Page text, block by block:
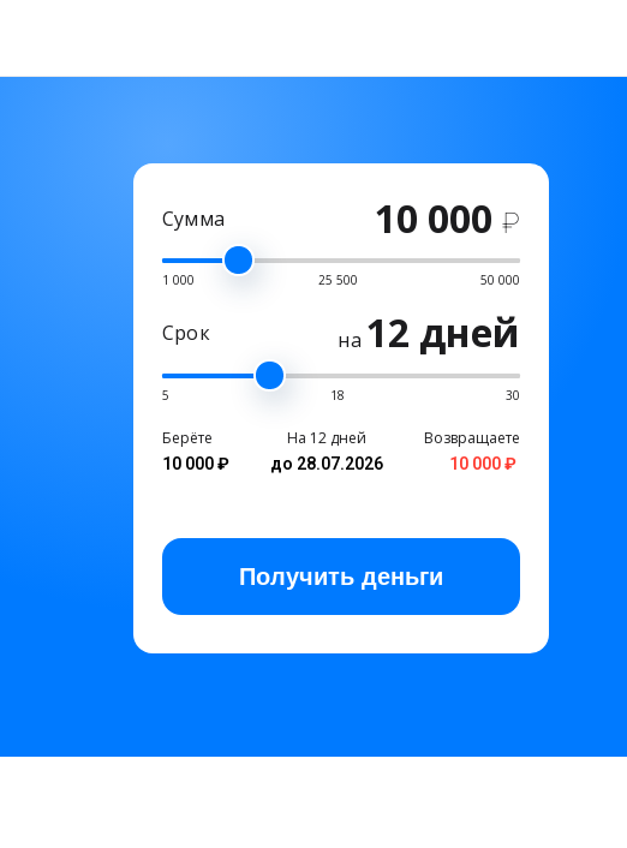
Сумма 10 000 ₽
1 000 25 500 50 000
Срок на 12 дней
5 18 30
Берёте
10 000 ₽
На 12 дней
до 28.07.2026
Возвращаете
10 000 ₽
Получить деньги